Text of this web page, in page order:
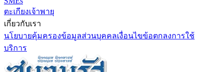
ตะเกียงเจ้าพายุ
เกี่ยวกับเรา
นโยบายคุ้มครองข้อมูลส่วนบุคคลเงื่อนไขข้อตกลงการใช้
บริการ